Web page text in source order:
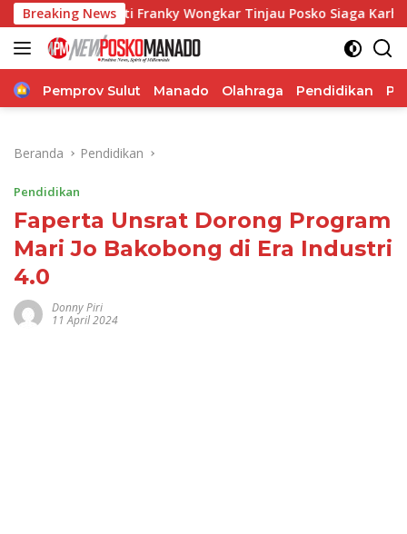
Langsung
ke
konten
Breaking News
Franky Wongkar Tinjau Posko Siaga Karhutla, Pastikan
Home
Pemprov Sulut Manado Olahraga Pendidikan
Beranda Pendidikan
Pendidikan
Faperta Unsrat Dorong Program
Mari Jo Bakobong di Era Industri
4.0
Donny Piri
11 April 2024